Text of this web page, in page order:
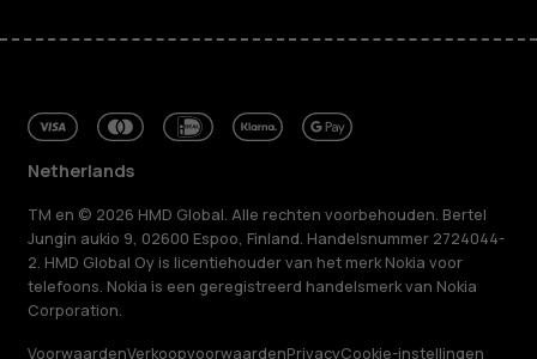
Netherlands
TM en © 2026 HMD Global. Alle rechten voorbehouden. Bertel
Jungin aukio 9, 02600 Espoo, Finland. Handelsnummer 2724044-
2. HMD Global Oy is licentiehouder van het merk Nokia voor
telefoons. Nokia is een geregistreerd handelsmerk van Nokia
Corporation.
VoorwaardenVerkoopvoorwaardenPrivacyCookie-instellingen